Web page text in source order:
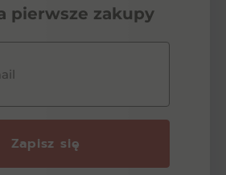
pierwsze zakupy
Zapisz się